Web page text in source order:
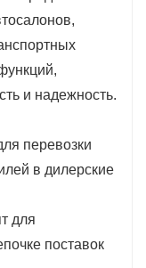
что делает
пространства.
образом,
и
разгрузку, что
районах.
множество
и надежность.
перевозки
в дилерские
для
поставок